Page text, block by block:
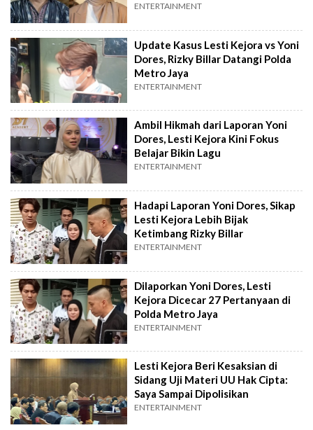
ENTERTAINMENT
Update Kasus Lesti Kejora vs Yoni
Dores, Rizky Billar Datangi Polda
Metro Jaya
ENTERTAINMENT
Ambil Hikmah dari Laporan Yoni
Dores, Lesti Kejora Kini Fokus
Belajar Bikin Lagu
ENTERTAINMENT
Hadapi Laporan Yoni Dores, Sikap
Lesti Kejora Lebih Bijak
Ketimbang Rizky Billar
ENTERTAINMENT
Dilaporkan Yoni Dores, Lesti
Kejora Dicecar 27 Pertanyaan di
Polda Metro Jaya
ENTERTAINMENT
Lesti Kejora Beri Kesaksian di
Sidang Uji Materi UU Hak Cipta:
Saya Sampai Dipolisikan
ENTERTAINMENT